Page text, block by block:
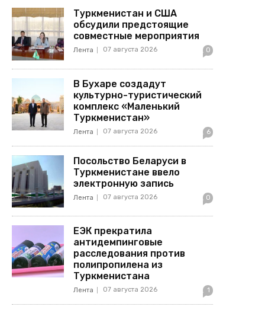
Туркменистан и США
обсудили предстоящие
совместные мероприятия
Лента 07 августа 2026 0
В Бухаре создадут
культурно-туристический
комплекс «Маленький
Туркменистан»
Лента 07 августа 2026 6
Посольство Беларуси в
Туркменистане ввело
электронную запись
Лента 07 августа 2026 0
ЕЭК прекратила
антидемпинговые
расследования против
полипропилена из
Туркменистана
Лента 07 августа 2026 1